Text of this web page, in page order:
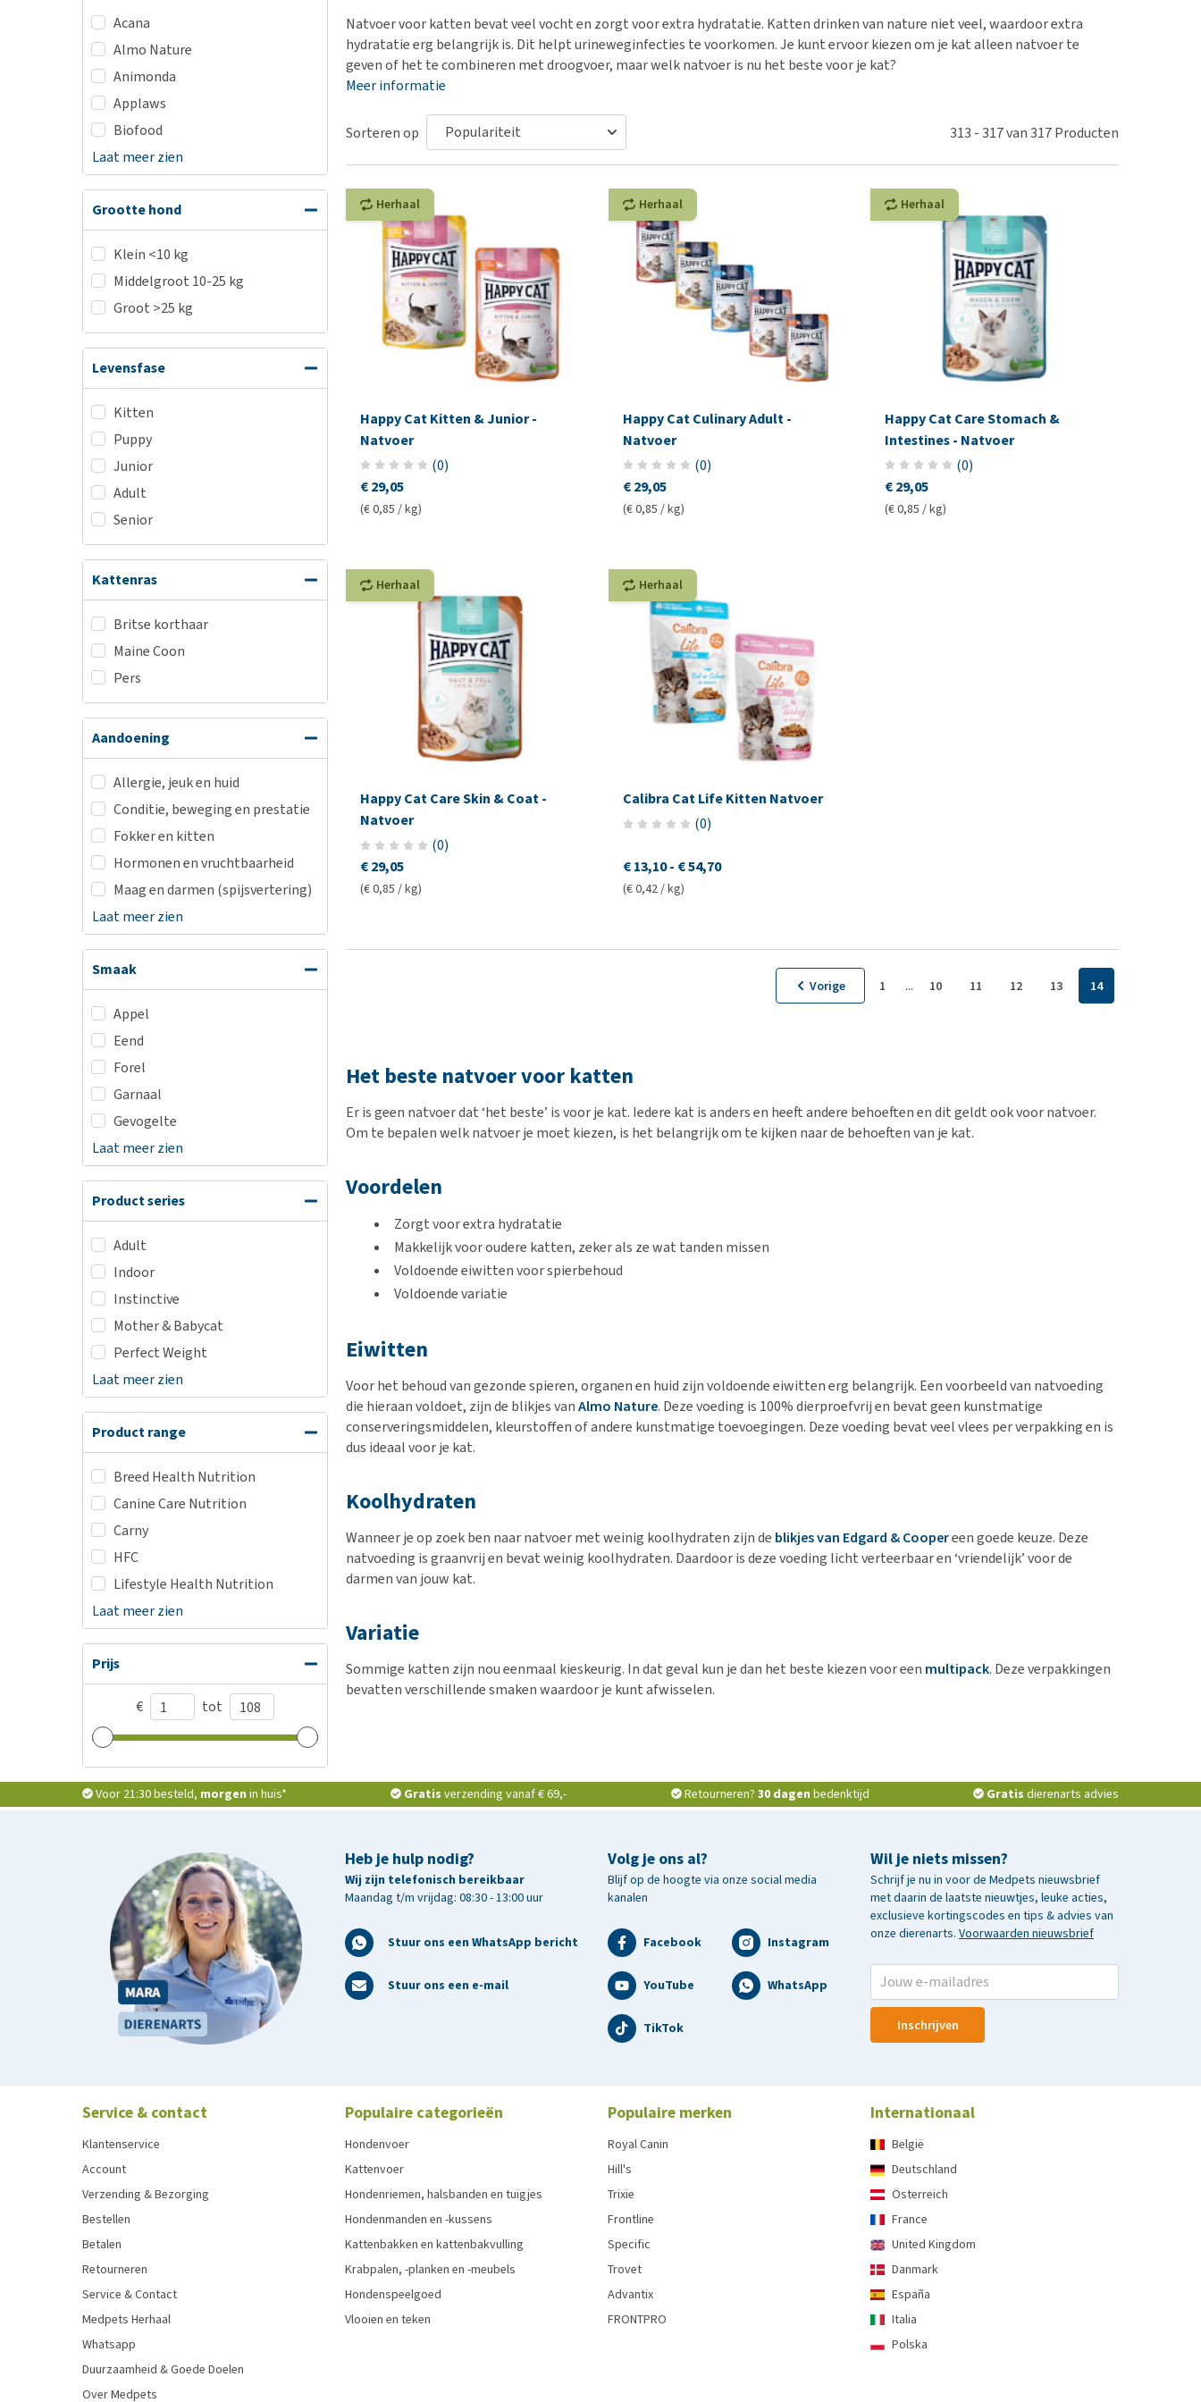
Biologisch hondenvoer
Vegan hondenvoer
Bekijk alles
Voer- en drinkbakken
Op reis en onderweg
Bekijk alles
Puppy apotheek
Vuurwerkangst
Ouderdom en dementie
Overgewicht en conditie
Puppy apotheek
Vuurwerkangst
Bekijk alles
Ouderdom en dementie
Overgewicht en conditie
Help! Mijn hond plast in
huis. Wat nu?
Acana
Almo Nature
Animonda
Applaws
Biofood
Laat meer zien
Grootte hond
Klein <10 kg
Middelgroot 10-25 kg
Groot >25 kg
Levensfase
Kitten
Puppy
Junior
Adult
Senior
Kattenras
Britse korthaar
Maine Coon
Pers
Aandoening
Allergie, jeuk en huid
Conditie, beweging en prestatie
Fokker en kitten
Hormonen en vruchtbaarheid
Maag en darmen (spijsvertering)
Laat meer zien
Smaak
Appel
Eend
Forel
Garnaal
Gevogelte
Laat meer zien
Product series
Adult
Indoor
Instinctive
Mother & Babycat
Perfect Weight
Laat meer zien
Product range
Breed Health Nutrition
Canine Care Nutrition
Carny
HFC
Lifestyle Health Nutrition
Laat meer zien
Prijs
€ tot
Natvoer voor katten bevat veel vocht en zorgt voor extra hydratatie. Katten drinken van nature niet veel, waardoor extra
hydratatie erg belangrijk is. Dit helpt urineweginfecties te voorkomen. Je kunt ervoor kiezen om je kat alleen natvoer te
geven of het te combineren met droogvoer, maar welk natvoer is nu het beste voor je kat?
Meer informatie
Sorteren op 313 -317van317Producten
Herhaal
Happy Cat Kitten & Junior -
Natvoer
(0)
€ 29,05
(€ 0,85 / kg)
Herhaal
Happy Cat Culinary Adult -
Natvoer
(0)
€ 29,05
(€ 0,85 / kg)
Herhaal
Happy Cat Care Stomach &
Intestines - Natvoer
(0)
€ 29,05
(€ 0,85 / kg)
Herhaal
Happy Cat Care Skin & Coat -
Natvoer
(0)
€ 29,05
(€ 0,85 / kg)
Herhaal
Calibra Cat Life Kitten Natvoer
(0)
€ 13,10 - € 54,70
(€ 0,42 / kg)
Vorige 1 ... 10 11 12 13 14
Het beste natvoer voor katten
Er is geen natvoer dat ‘het beste’ is voor je kat. Iedere kat is anders en heeft andere behoeften en dit geldt ook voor natvoer.
Om te bepalen welk natvoer je moet kiezen, is het belangrijk om te kijken naar de behoeften van je kat.
Voordelen
Zorgt voor extra hydratatie
Makkelijk voor oudere katten, zeker als ze wat tanden missen
Voldoende eiwitten voor spierbehoud
Voldoende variatie
Eiwitten
Voor het behoud van gezonde spieren, organen en huid zijn voldoende eiwitten erg belangrijk. Een voorbeeld van natvoeding
die hieraan voldoet, zijn de blikjes vanAlmo Nature. Deze voeding is 100% dierproefvrij en bevat geen kunstmatige
conserveringsmiddelen, kleurstoffen of andere kunstmatige toevoegingen. Deze voeding bevat veel vlees per verpakking en is
dus ideaal voor je kat.
Koolhydraten
Wanneer je op zoek ben naar natvoer met weinig koolhydraten zijn de blikjes van Edgard & Coopereen goede keuze. Deze
natvoeding is graanvrij en bevat weinig koolhydraten. Daardoor is deze voeding licht verteerbaar en ‘vriendelijk’ voor de
darmen van jouw kat.
Variatie
Sommige katten zijn nou eenmaal kieskeurig. In dat geval kun je dan het beste kiezen voor een multipack. Deze verpakkingen
bevatten verschillende smaken waardoor je kunt afwisselen.
Voor 21:30 besteld, morgen in huis* Gratis verzending vanaf € 69,- Retourneren? 30 dagen bedenktijd Gratis dierenarts advies
Heb je hulp nodig?
Wij zijn telefonisch bereikbaar
Maandag t/m vrijdag: 08:30 - 13:00 uur
Stuur ons een WhatsApp bericht
Stuur ons een e-mail
Wil je niets missen?
Schrijf je nu in voor de Medpets nieuwsbrief
met daarin de laatste nieuwtjes, leuke acties,
exclusieve kortingscodes en tips & advies van
onze dierenarts. Voorwaarden nieuwsbrief
Inschrijven
Volg je ons al?
Blijf op de hoogte via onze social media
kanalen
Facebook Instagram
YouTube WhatsApp
TikTok
Service & contact
Klantenservice
Account
Verzending & Bezorging
Bestellen
Betalen
Retourneren
Service & Contact
Medpets Herhaal
Whatsapp
Duurzaamheid & Goede Doelen
Over Medpets
Populaire categorieën
Hondenvoer
Kattenvoer
Hondenriemen, halsbanden en tuigjes
Hondenmanden en -kussens
Kattenbakken en kattenbakvulling
Krabpalen, -planken en -meubels
Hondenspeelgoed
Vlooien en teken
Populaire merken
Royal Canin
Hill's
Trixie
Frontline
Specific
Trovet
Advantix
FRONTPRO
Internationaal
België
Deutschland
Österreich
France
United Kingdom
Danmark
España
Italia
Polska